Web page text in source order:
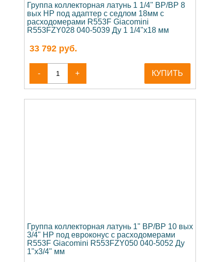
Группа коллекторная латунь 1 1/4" ВР/ВР 8
вых НР под адаптер с седлом 18мм с
расходомерами R553F Giacomini
R553FZY028 040-5039 Ду 1 1/4"х18 мм
33 792 руб.
- + КУПИТЬ
Группа коллекторная латунь 1" ВР/ВР 10 вых
3/4" НР под евроконус с расходомерами
R553F Giacomini R553FZY050 040-5052 Ду
1"х3/4" мм